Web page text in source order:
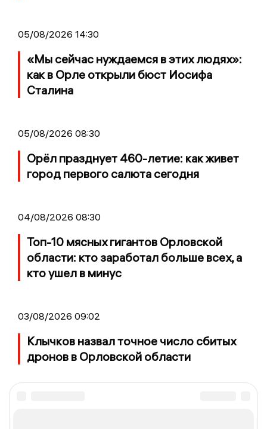
05/08/2026 14:30
«Мы сейчас нуждаемся в этих людях»:
как в Орле открыли бюст Иосифа
Сталина
05/08/2026 08:30
Орёл празднует 460-летие: как живет
город первого салюта сегодня
04/08/2026 08:30
Топ-10 мясных гигантов Орловской
области: кто заработал больше всех, а
кто ушел в минус
03/08/2026 09:02
Клычков назвал точное число сбитых
дронов в Орловской области